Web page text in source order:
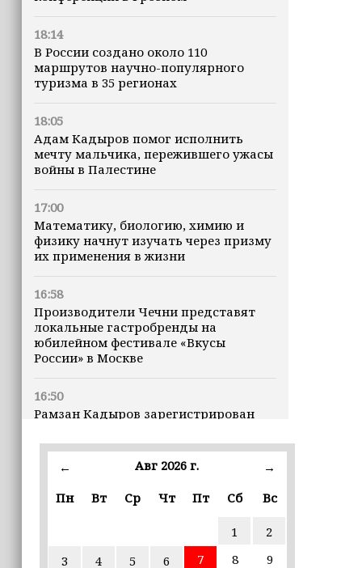
18:14
В России создано около 110
маршрутов научно-популярного
туризма в 35 регионах
18:05
Адам Кадыров помог исполнить
мечту мальчика, пережившего ужасы
войны в Палестине
17:00
Математику, биологию, химию и
физику начнут изучать через призму
их применения в жизни
16:58
Производители Чечни представят
локальные гастробренды на
юбилейном фестивале «Вкусы
России» в Москве
16:50
Рамзан Кадыров зарегистрирован
16:47
землетрясения, рассказала
16:12
← Авг 2026 г.
→
Пн
Вт Ср Чт Пт Сб Вс
1
2
3
4 5 6 7 8
9